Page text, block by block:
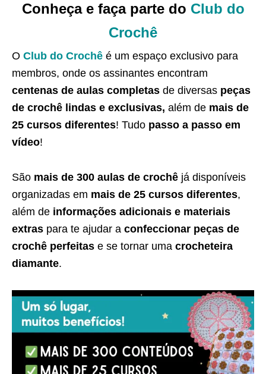
Conheça e faça parte do Club do
Crochê
O Club do Crochê é um espaço exclusivo para
membros, onde os assinantes encontram
centenas de aulas completas de diversas peças
de crochê lindas e exclusivas, além de mais de
25 cursos diferentes! Tudo passo a passo em
vídeo!
São mais de 300 aulas de crochê já disponíveis
organizadas em mais de 25 cursos diferentes,
além de informações adicionais e materiais
extras para te ajudar a confeccionar peças de
crochê perfeitas e se tornar uma crocheteira
diamante.